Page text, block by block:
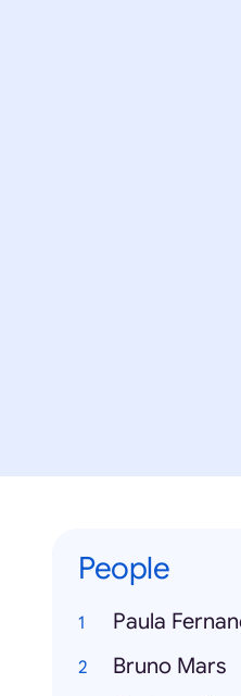
People
Paula
Bruno Mars